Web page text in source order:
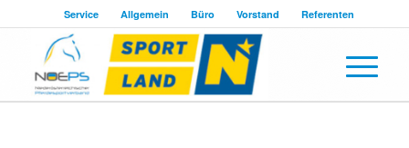
Service Allgemein Büro Vorstand Referenten